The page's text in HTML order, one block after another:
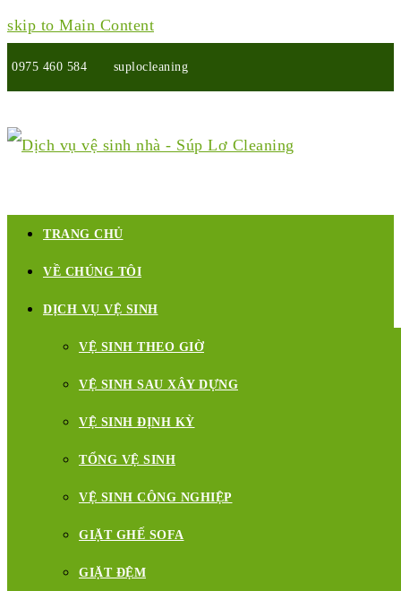
skip to Main Content
0975 460 584 suplocleaning
Plus
TRANG CHỦ
VỀ CHÚNG TÔI
DỊCH VỤ VỆ SINH
VỆ SINH THEO GIỜ
VỆ SINH SAU XÂY DỰNG
VỆ SINH ĐỊNH KỲ
TỔNG VỆ SINH
VỆ SINH CÔNG NGHIỆP
GIẶT GHẾ SOFA
GIẶT ĐỆM